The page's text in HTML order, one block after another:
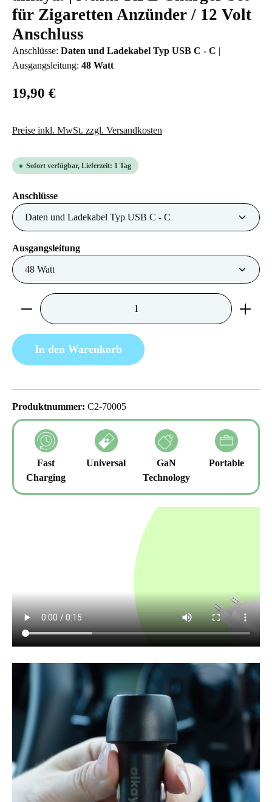
für Zigaretten Anzünder / 12 Volt
Anschluss
Anschlüsse: Daten und Ladekabel Typ USB C - C |
Ausgangsleitung: 48 Watt
19,90 €
Preise inkl. MwSt. zzgl. Versandkosten
Sofort verfügbar, Lieferzeit: 1 Tag
Anschlüsseauswählen
Ausgangsleitungauswählen
Produkt Anzahl: Gib den gewünschten Wert
In den Warenkorb
Produktnummer: C2-70005
Fast
Charging
Universal
GaN
Technology
Portable